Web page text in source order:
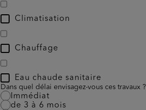
Climatisation
Chauffage
Eau chaude sanitaire
Dans quel délai envisagez-vous ces travaux ?
Immédiat
de 3 à 6 mois